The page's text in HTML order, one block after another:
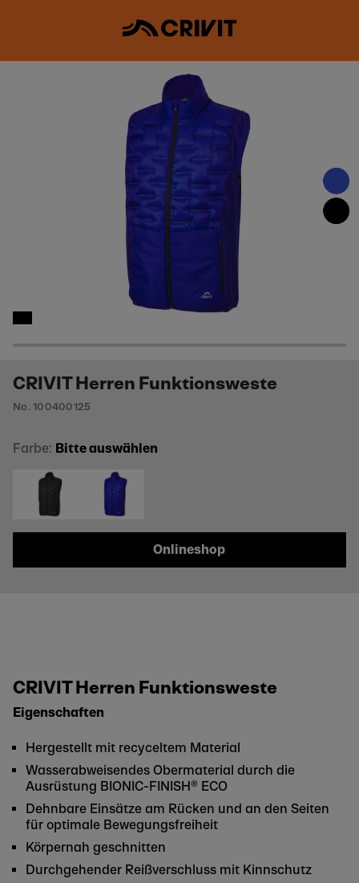
CRIVIT Herren Funktionsweste
No. 100400125
Farbe: Bitte auswählen
Onlineshop
CRIVIT Herren Funktionsweste
Eigenschaften
Hergestellt mit recyceltem Material
Wasserabweisendes Obermaterial durch die
Ausrüstung BIONIC-FINISH® ECO
Dehnbare Einsätze am Rücken und an den Seiten
für optimale Bewegungsfreiheit
Körpernah geschnitten
Durchgehender Reißverschluss mit Kinnschutz